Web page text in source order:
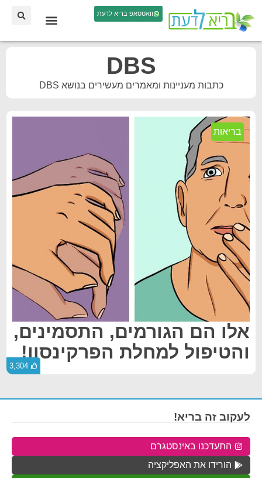
וואטסאפ בריא לדעת
DBS
כתבות מעניינות ומאמרים מעשירים בנושא DBS
בריאות
אלו הם הגורמים, התסמינים,
והטיפול למחלת הפרקינסון!
3,304
לעקוב זה בריא!
התעדכנו באינסטגרם
הורידו את האפליקציה